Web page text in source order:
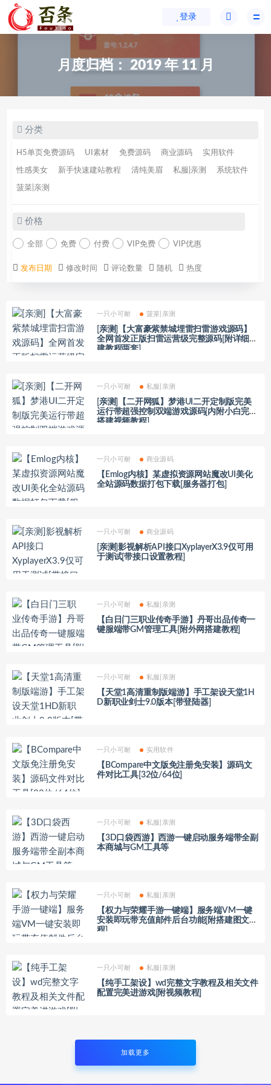
登录
月度归档： 2019 年 11 月
分类
H5单页免费源码 UI素材 免费源码 商业源码 实用软件
性感美女 新手快速建站教程 清纯美眉 私服|亲测 系统软件
菠菜|亲测
价格
全部 免费 付费 VIP免费 VIP优惠
发布日期 修改时间 评论数量 随机 热度
一只小可耐 菠菜|亲测
[亲测]【大富豪紫禁城埋雷扫雷游戏源码】
全网首发正版扫雷运营级完整源码[附详细搭
建教程两套]
一只小可耐 私服|亲测
[亲测]【二开网狐】梦港UI二开定制版完美
运行带超强控制双端游戏源码[内附小白完整
搭建视频教程]
一只小可耐 商业源码
【Emlog内核】某虚拟资源网站魔改UI美化
全站源码数据打包下载[服务器打包]
一只小可耐 商业源码
[亲测]影视解析API接口XyplayerX3.9仅可用
于测试[带接口设置教程]
一只小可耐 私服|亲测
【白日门三职业传奇手游】丹哥出品传奇一
键服端带GM管理工具[附外网搭建教程]
一只小可耐 私服|亲测
【天堂1高清重制版端游】手工架设天堂1H
D新职业剑士9.0版本[带登陆器]
一只小可耐 实用软件
【BCompare中文版免注册免安装】源码文
件对比工具[32位/64位]
一只小可耐 私服|亲测
【3D口袋西游】西游一键启动服务端带全副
本商城与GM工具等
一只小可耐 私服|亲测
【权力与荣耀手游一键端】服务端VM一键
安装即玩带充值邮件后台功能[附搭建图文教
程]
一只小可耐 私服|亲测
【纯手工架设】wd完整文字教程及相关文件
配置完美进游戏[附视频教程]
加载更多